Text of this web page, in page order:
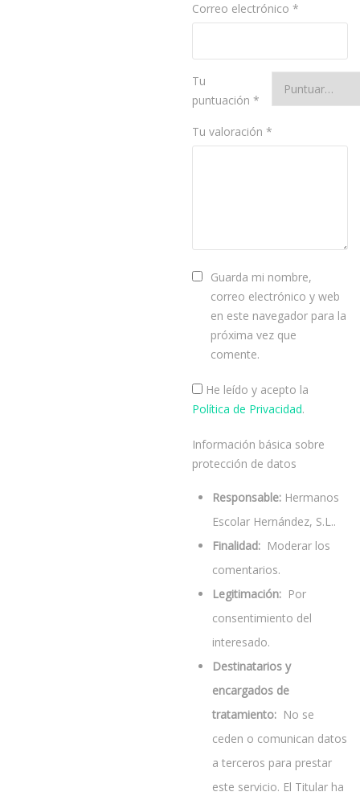
Correo electrónico *
Tu
puntuación *
Tu valoración *
Guarda mi nombre,
correo electrónico y web
en este navegador para la
próxima vez que
comente.
He leído y acepto la
Política de Privacidad.
Información básica sobre
protección de datos
Responsable: Hermanos
Escolar Hernández, S.L..
Finalidad: Moderar los
comentarios.
Legitimación: Por
consentimiento del
interesado.
Destinatarios y
encargados de
tratamiento: No se
ceden o comunican datos
a terceros para prestar
este servicio. El Titular ha